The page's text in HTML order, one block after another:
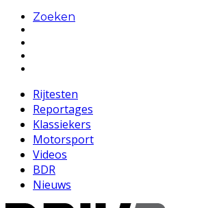
Zoeken
Rijtesten
Reportages
Klassiekers
Motorsport
Videos
BDR
Nieuws